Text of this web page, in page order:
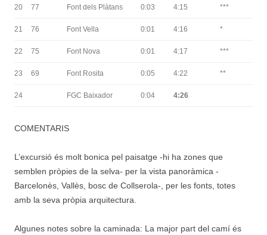
20 77 Font dels Plàtans 0:03 4:15 ***
21 76 Font Vella 0:01 4:16 *
22 75 Font Nova 0:01 4:17 ***
23 69 Font Rosita 0:05 4:22 **
24 FGC Baixador 0:04 4:26
COMENTARIS
L’excursió és molt bonica pel paisatge -hi ha zones que
semblen pròpies de la selva- per la vista panoràmica -
Barcelonès, Vallès, bosc de Collserola-, per les fonts, totes
amb la seva pròpia arquitectura.
Algunes notes sobre la caminada: La major part del camí és